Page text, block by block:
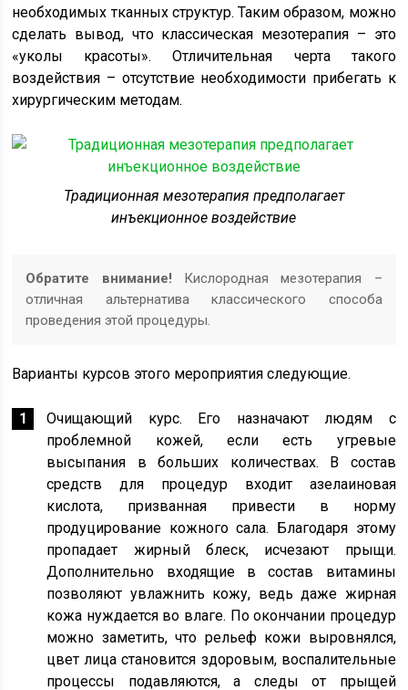
необходимых тканных структур. Таким образом, можно
сделать вывод, что классическая мезотерапия – это
«уколы красоты». Отличительная черта такого
воздействия – отсутствие необходимости прибегать к
хирургическим методам.
Традиционная мезотерапия предполагает
инъекционное воздействие
Обратите внимание! Кислородная мезотерапия –
отличная альтернатива классического способа
проведения этой процедуры.
Варианты курсов этого мероприятия следующие.
Очищающий курс. Его назначают людям с
проблемной кожей, если есть угревые
высыпания в больших количествах. В состав
средств для процедур входит азелаиновая
кислота, призванная привести в норму
продуцирование кожного сала. Благодаря этому
пропадает жирный блеск, исчезают прыщи.
Дополнительно входящие в состав витамины
позволяют увлажнить кожу, ведь даже жирная
кожа нуждается во влаге. По окончании процедур
можно заметить, что рельеф кожи выровнялся,
цвет лица становится здоровым, воспалительные
процессы подавляются, а следы от прыщей